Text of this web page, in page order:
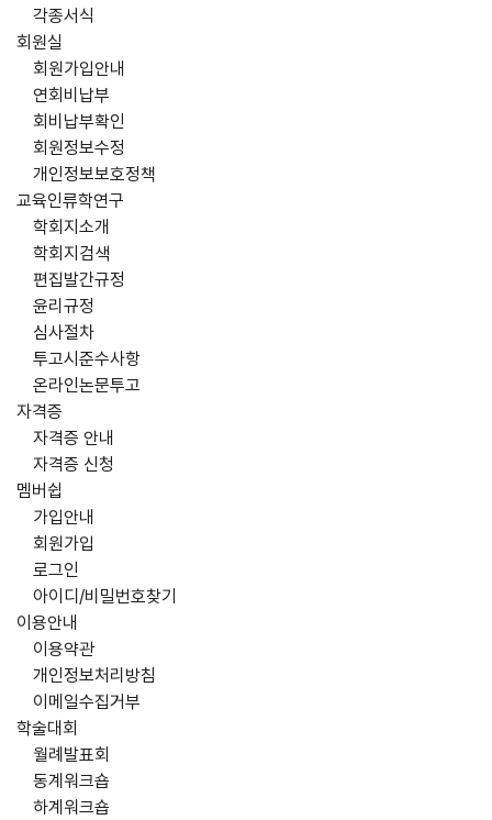
각종서식
회원실
회원가입안내
연회비납부
회비납부확인
회원정보수정
개인정보보호정책
교육인류학연구
학회지소개
학회지검색
편집발간규정
윤리규정
심사절차
투고시준수사항
온라인논문투고
자격증
자격증 안내
자격증 신청
멤버쉽
가입안내
회원가입
로그인
아이디/비밀번호찾기
이용안내
이용약관
개인정보처리방침
이메일수집거부
학술대회
월례발표회
동계워크숍
하계워크숍